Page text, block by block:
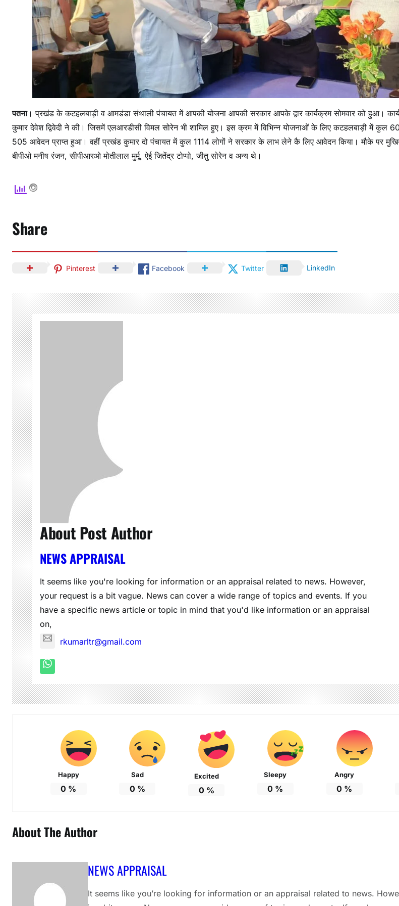
पतना। प्रखंड के कटहलबाड़ी व आमडंडा संथाली पंचायत में आपकी योजना आपकी सरकार आपके द्वार कार्यक्रम सोमवार को हुआ।
कुमार देवेश द्विवेदी ने की। जिसमें एलआरडीसी विमल सोरेन भी शामिल हुए। इस क्रम में विभिन्न योजनाओं के लिए कटहलबाड़ी में कुल
505 आवेदन प्राप्त हुआ। वहीं प्रखंड कुमार दो पंचायत में कुल 1114 लोगों ने सरकार के लाभ लेने कै लिए आवेदन किया। मौके पर मुखिया
बीपीओ मनीष रंजन, सीपीआरओ मोतीलाल मुर्मू, ऐई जितेंद्र टोप्पो, जीतु सोरेन व अन्य थे।
Share
Pinterest Facebook Twitter LinkedIn
About Post Author
NEWS APPRAISAL
It seems like you're looking for information or an appraisal related to news. However,
your request is a bit vague. News can cover a wide range of topics and events. If you
have a specific news article or topic in mind that you'd like information or an appraisal
on,
rkumarltr@gmail.com
Happy
0 %
Sad
0 %
Excited
0 %
Sleepy
0 %
Angry
0 %
About The Author
NEWS APPRAISAL
It seems like you’re looking for information or an appraisal related to news.